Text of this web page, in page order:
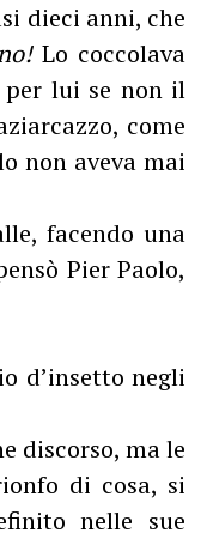
dieci anni, che
Lo coccolava
per lui se non il
come
non aveva mai
facendo una
Pier Paolo,
d’insetto negli
discorso, ma le
di cosa, si
nelle sue